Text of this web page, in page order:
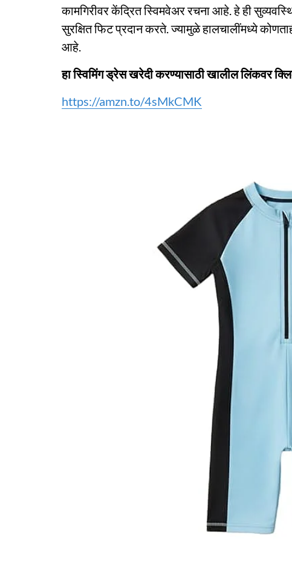
कामगिरीवर केंद्रित स्विमवेअर रचना आहे. हे ही
सुरक्षित फिट प्रदान करते. ज्यामुळे हालचालींमध्ये
आहे.
हा स्विमिंग ड्रेस खरेदी करण्यासाठी खालील लिंकवर
https://amzn.to/4sMkCMK